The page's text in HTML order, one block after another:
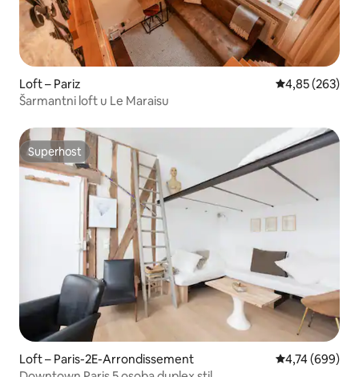
Loft – Pariz Prosječna
4,85 (263)
Šarmantni loft u Le Maraisu
Superhost
Superhost
Loft – Paris-2E-Arrondissement Prosječna
4,74 (699)